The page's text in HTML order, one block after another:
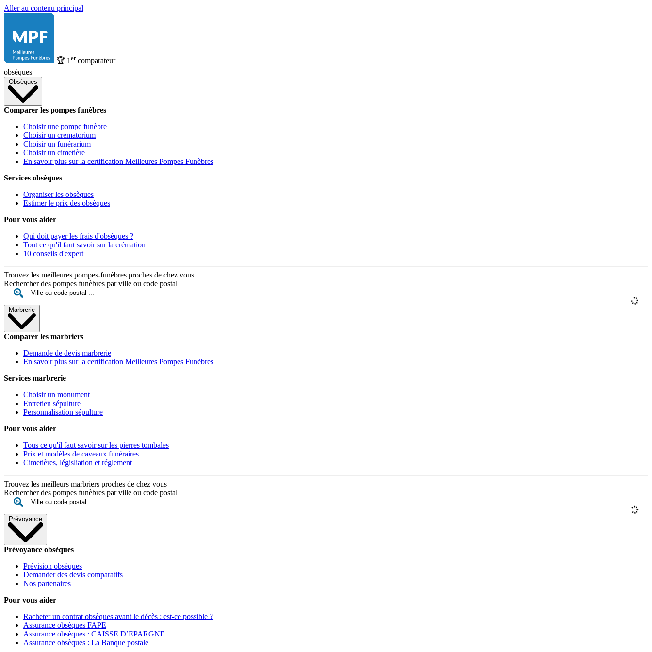
Aller au contenu principal
🏆 1 ercomparateur
obsèques
Obsèques
Comparer les pompes funèbres
Choisir une pompe funèbre
Choisir un crematorium
Choisir un funérarium
Choisir un cimetière
En savoir plus sur la certification Meilleures Pompes Funèbres
Services obsèques
Organiser les obsèques
Estimer le prix des obsèques
Pour vous aider
Qui doit payer les frais d'obsèques ?
Tout ce qu'il faut savoir sur la crémation
10 conseils d'expert
Trouvez les meilleures pompes-funèbres proches de chez vous
Rechercher des pompes funèbres par ville ou code postal
Marbrerie
Comparer les marbriers
Demande de devis marbrerie
En savoir plus sur la certification Meilleures Pompes Funèbres
Services marbrerie
Choisir un monument
Entretien sépulture
Personnalisation sépulture
Pour vous aider
Tous ce qu'il faut savoir sur les pierres tombales
Prix et modèles de caveaux funéraires
Cimetières, législiation et réglement
Trouvez les meilleurs marbriers proches de chez vous
Rechercher des pompes funèbres par ville ou code postal
Prévoyance
Prévoyance obsèques
Prévision obsèques
Demander des devis comparatifs
Nos partenaires
Pour vous aider
Racheter un contrat obsèques avant le décès : est-ce possible ?
Assurance obsèques FAPE
Assurance obsèques : CAISSE D’EPARGNE
Assurance obsèques : La Banque postale